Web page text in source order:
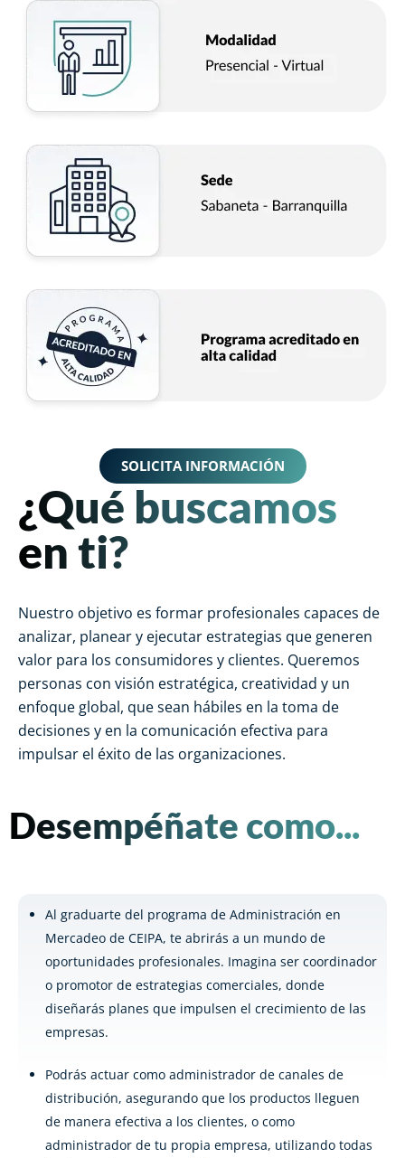
SOLICITA INFORMACIÓN
¿Qué buscamos
en ti?
Nuestro objetivo es formar profesionales capaces de
analizar, planear y ejecutar estrategias que generen
valor para los consumidores y clientes. Queremos
personas con visión estratégica, creatividad y un
enfoque global, que sean hábiles en la toma de
decisiones y en la comunicación efectiva para
impulsar el éxito de las organizaciones.
Desempéñate como...
Al graduarte del programa de Administración en
Mercadeo de CEIPA, te abrirás a un mundo de
oportunidades profesionales. Imagina ser coordinador
o promotor de estrategias comerciales, donde
diseñarás planes que impulsen el crecimiento de las
empresas.
Podrás actuar como administrador de canales de
distribución, asegurando que los productos lleguen
de manera efectiva a los clientes, o como
administrador de tu propia empresa, utilizando todas